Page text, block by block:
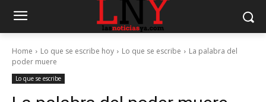
Home Lo que se escribe hoy Lo que se escribe
La palabra del
poder muere
Lo que se escribe